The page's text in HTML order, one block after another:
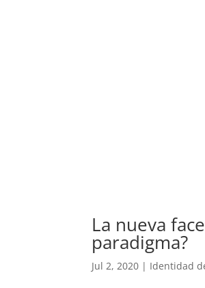
La nueva
paradigma?
Jul 2, 2020 | Identidad